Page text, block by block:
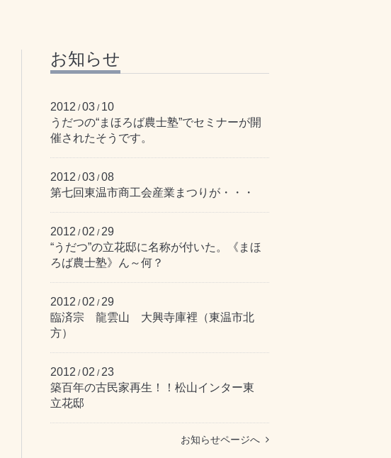
お知らせ
2012 /03 / 10
うだつの“まほろば農士塾”でセミナーが開
催されたそうです。
2012 /03 /08
第七回東温市商工会産業まつりが・・・
2012 /02 / 29
“うだつ”の立花邸に名称が付いた。《まほ
ろば農士塾》ん～何？
2012 /02 / 29
臨済宗 龍雲山 大興寺庫裡（東温市北
方）
2012 /02 / 23
築百年の古民家再生！！松山インター東
立花邸
お知らせページへ